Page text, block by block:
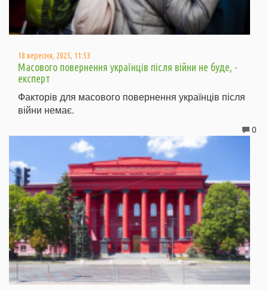
18 вересня, 2025, 11:53
Масового повернення українців після війни не буде, -
експерт
Факторів для масового повернення українців після
війни немає.
0